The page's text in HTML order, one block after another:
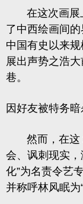
在这次画展
了中西绘画间
中国有史以来规
展出声势之浩
巷。
因好友被特务暗
然而，在这
会、讽刺现实
化”为名责令艺
并称呼林风眠为